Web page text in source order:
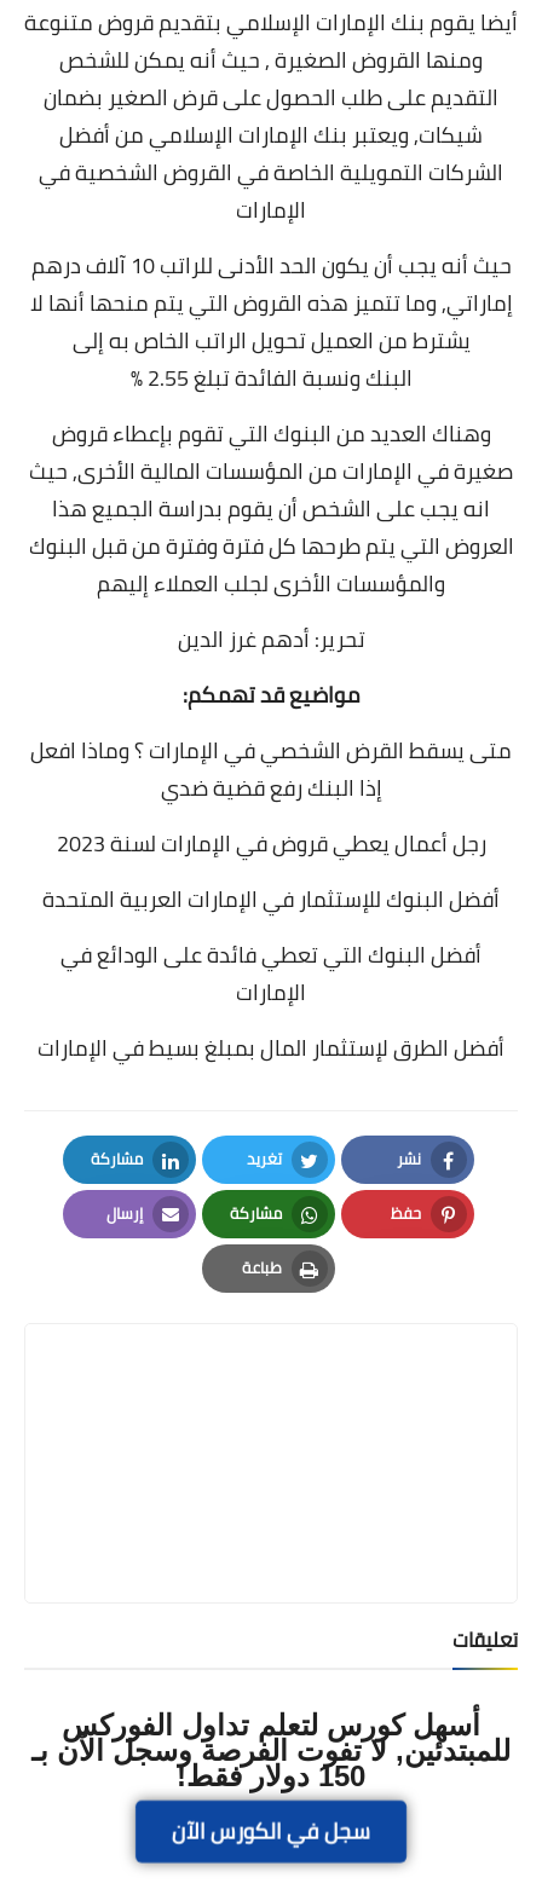
أيضا يقوم بنك الإمارات الإسلامي بتقديم قروض متنوعة
ومنها القروض الصغيرة , حيث أنه يمكن للشخص
التقديم على طلب الحصول على قرض الصغير بضمان
شيكات, ويعتبر بنك الإمارات الإسلامي من أفضل
الشركات التمويلية الخاصة في القروض الشخصية في
الإمارات
حيث أنه يجب أن يكون الحد الأدنى للراتب 10 آلاف درهم
إماراتي, وما تتميز هذه القروض التي يتم منحها أنها لا
يشترط من العميل تحويل الراتب الخاص به إلى
البنكونسبة الفائدة تبلغ 2.55 %
وهناك العديد من البنوك التي تقوم بإعطاء قروض
صغيرة في الإمارات من المؤسسات المالية الأخرى,حيث
انه يجب على الشخص أن يقوم بدراسة الجميع هذا
العروض التي يتم طرحها كل فترة وفترة من قبل البنوك
والمؤسسات الأخرى لجلب العملاء إليهم
تحرير: أدهم غرز الدين
مواضيع قد تهمكم:
متى يسقط القرض الشخصي في الإمارات ؟ وماذا افعل
إذا البنك رفع قضية ضدي
رجل أعمال يعطي قروض في الإمارات لسنة 2023
أفضل البنوك للإستثمار في الإمارات العربية المتحدة
أفضل البنوك التي تعطي فائدة على الودائع في
الإمارات
أفضل الطرق لإستثمار المال بمبلغ بسيط في الإمارات
نشر
Facebook
تغريد
Twitter
مشاركة
LinkedIn
حفظ
Pinterest
مشاركة
Whatsapp
إرسال
Email
طباعة
Print
تعليقات
أسهل كورس لتعلم تداول الفوركس
للمبتدئين, لا تفوت الفرصة وسجل الآن بـ
150 دولار فقط!
سجل في الكورس الآن